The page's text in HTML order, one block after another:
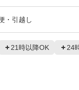
・引越し
21時以降OK 24